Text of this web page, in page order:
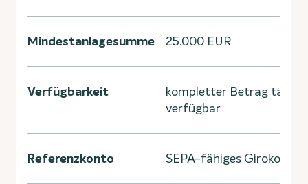
Mindestanlagesumme 25.000 EUR
Verfügbarkeit
kompletter Betrag
verfügbar
Referenzkonto SEPA-fähiges Girokonto